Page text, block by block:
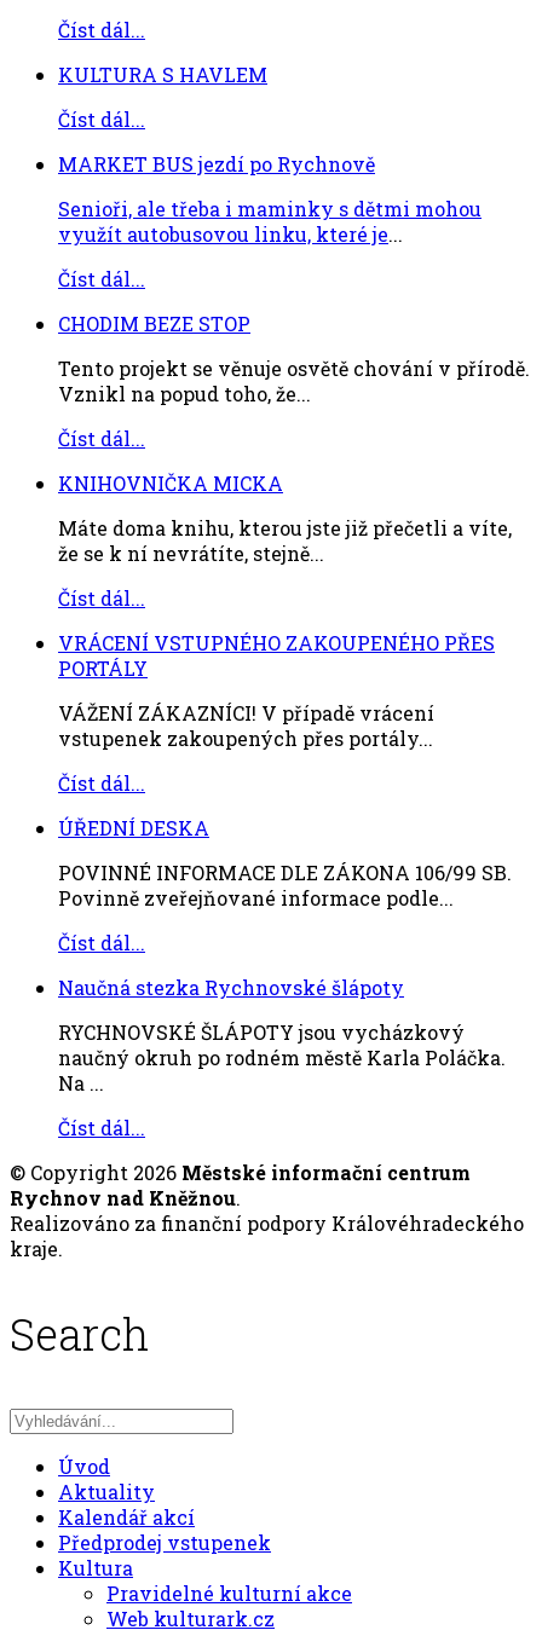
Číst dál...
KULTURA S HAVLEM
Číst dál...
MARKET BUS jezdí po Rychnově
Senioři, ale třeba i maminky s dětmi mohou
využít autobusovou linku, které je...
Číst dál...
CHODIM BEZE STOP
Tento projekt se věnuje osvětě chování v přírodě.
Vznikl na popud toho, že...
Číst dál...
KNIHOVNIČKA MICKA
Máte doma knihu, kterou jste již přečetli a víte,
že se k ní nevrátíte, stejně...
Číst dál...
VRÁCENÍ VSTUPNÉHO ZAKOUPENÉHO PŘES
PORTÁLY
VÁŽENÍ ZÁKAZNÍCI! V případě vrácení
vstupenek zakoupených přes portály...
Číst dál...
ÚŘEDNÍ DESKA
POVINNÉ INFORMACE DLE ZÁKONA 106/99 SB.
Povinně zveřejňované informace podle...
Číst dál...
Naučná stezka Rychnovské šlápoty
RYCHNOVSKÉ ŠLÁPOTY jsou vycházkový
naučný okruh po rodném městě Karla Poláčka.
Na ...
Číst dál...
© Copyright 2026 Městské informační centrum
Rychnov nad Kněžnou.
Realizováno za finanční podpory Královéhradeckého
kraje.
Search
Úvod
Aktuality
Kalendář akcí
Předprodej vstupenek
Kultura
Pravidelné kulturní akce
Web kulturark.cz